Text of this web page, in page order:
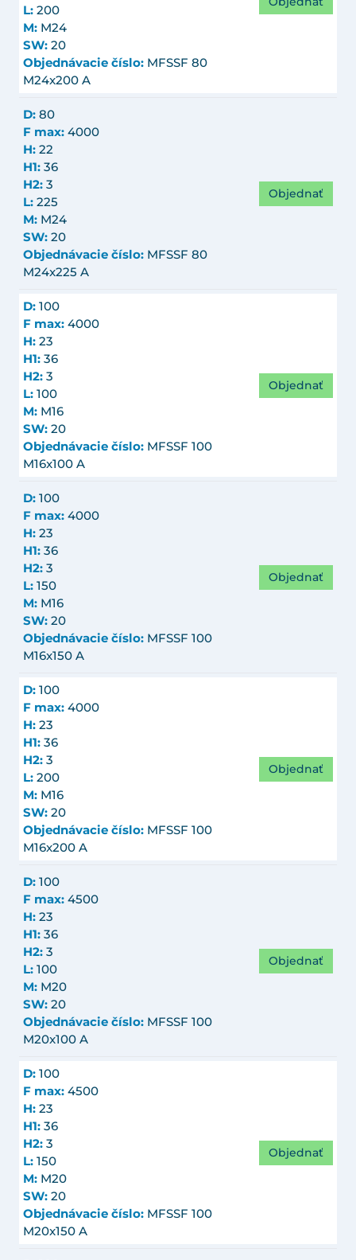
L: 200
M: M24
SW: 20
Objednávacie číslo: MFSSF 80
M24x200 A
D: 80
F max: 4000
H: 22
H1: 36
H2: 3
L: 225
M: M24
SW: 20
Objednávacie číslo: MFSSF 80
M24x225 A
Objednať
D: 100
F max: 4000
H: 23
H1: 36
H2: 3
L: 100
M: M16
SW: 20
Objednávacie číslo: MFSSF 100
M16x100 A
Objednať
D: 100
F max: 4000
H: 23
H1: 36
H2: 3
L: 150
M: M16
SW: 20
Objednávacie číslo: MFSSF 100
M16x150 A
Objednať
D: 100
F max: 4000
H: 23
H1: 36
H2: 3
L: 200
M: M16
SW: 20
Objednávacie číslo: MFSSF 100
M16x200 A
Objednať
D: 100
F max: 4500
H: 23
H1: 36
H2: 3
L: 100
M: M20
SW: 20
Objednávacie číslo: MFSSF 100
M20x100 A
Objednať
D: 100
F max: 4500
H: 23
H1: 36
H2: 3
L: 150
M: M20
SW: 20
Objednávacie číslo: MFSSF 100
M20x150 A
Objednať